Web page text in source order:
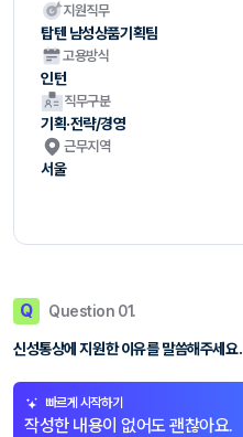
지원직무
탑텐 남성상품기획팀
고용방식
인턴
직무구분
기획·전략/경영
근무지역
서울
Q Question 01.
신성통상에 지원한 이유를 말씀해주세요.
빠르게 시작하기
작성한 내용이 없어도 괜찮아요.